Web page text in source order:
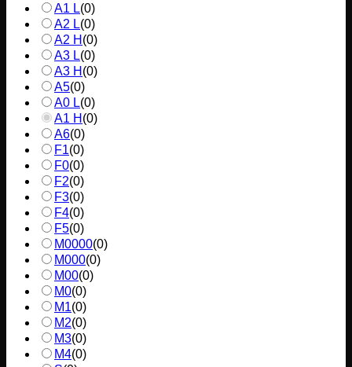
A1 L(0)
A2 L(0)
A2 H (0)
A3 L(0)
A3 H (0)
A5(0)
A0 L(0)
A1 H (0)
A6(0)
F1(0)
F0(0)
F2(0)
F3(0)
F4(0)
F5(0)
M0000(0)
M000(0)
M00(0)
M0(0)
M1(0)
M2(0)
M3(0)
M4(0)